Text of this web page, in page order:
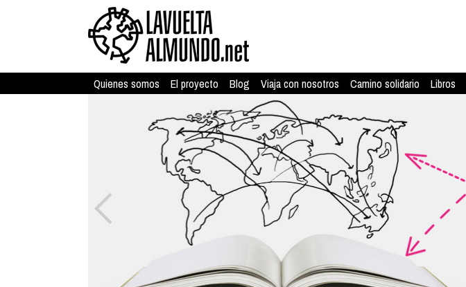
Quienes somos El proyecto Blog Viaja con nosotros Camino solidario Libros